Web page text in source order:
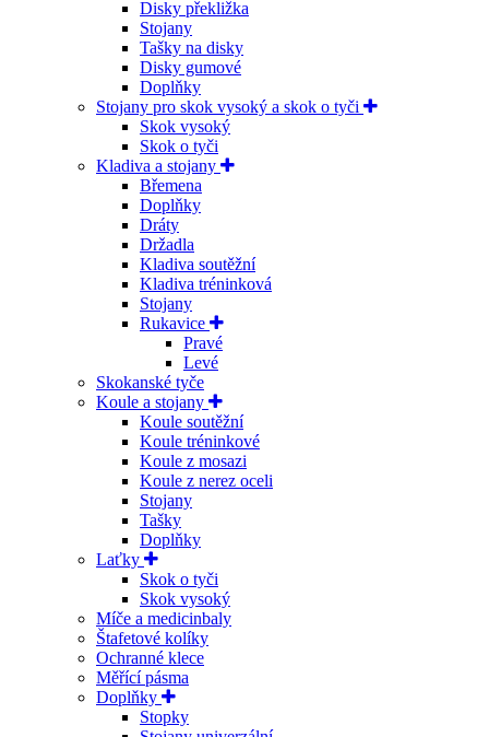
Disky překližka
Stojany
Tašky na disky
Disky gumové
Doplňky
Stojany pro skok vysoký a skok o tyči
Skok vysoký
Skok o tyči
Kladiva a stojany
Břemena
Doplňky
Dráty
Držadla
Kladiva soutěžní
Kladiva tréninková
Stojany
Rukavice
Pravé
Levé
Skokanské tyče
Koule a stojany
Koule soutěžní
Koule tréninkové
Koule z mosazi
Koule z nerez oceli
Stojany
Tašky
Doplňky
Laťky
Skok o tyči
Skok vysoký
Míče a medicinbaly
Štafetové kolíky
Ochranné klece
Měřící pásma
Doplňky
Stopky